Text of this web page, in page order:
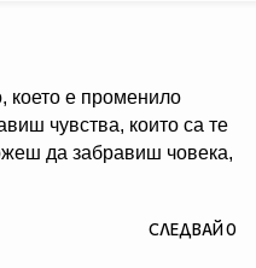
е променило
чувства, които са те
да забравиш човека,
СЛЕДВАЙ0